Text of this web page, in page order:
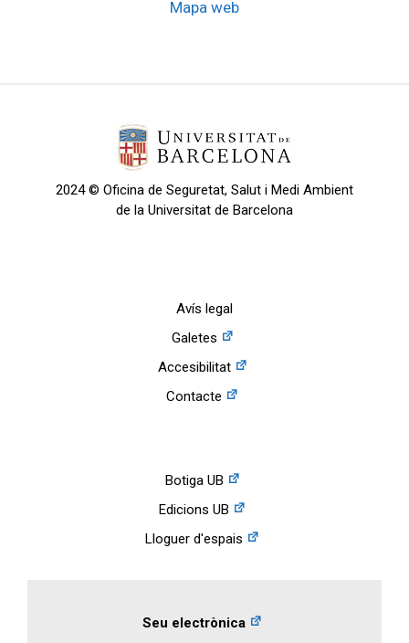
Mapa web
2024 © Oficina de Seguretat, Salut i Medi Ambient
de la Universitat de Barcelona
Avís legal
Galetes
Accesibilitat
Contacte
Botiga UB
Edicions UB
Lloguer d'espais
Seu electrònica